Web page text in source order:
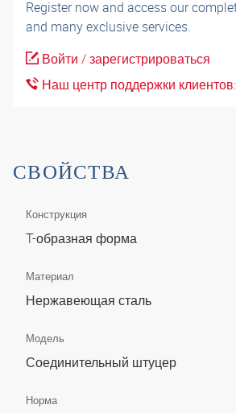
Register now and access our
and many exclusive services.
Войти / зарегистрироваться
Наш центр поддержки
СВОЙСТВА
Конструкция
T-образная форма
Материал
Нержавеющая сталь
Модель
Соединительный штуцер
Норма